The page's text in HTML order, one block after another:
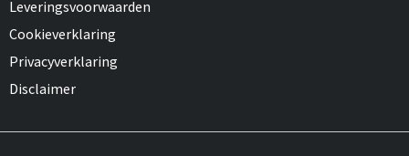
Leveringsvoorwaarden
Cookieverklaring
Privacyverklaring
Disclaimer